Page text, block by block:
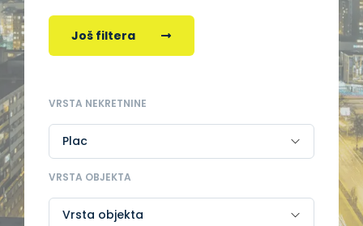
Još filtera
VRSTA NEKRETNINE
VRSTA OBJEKTA